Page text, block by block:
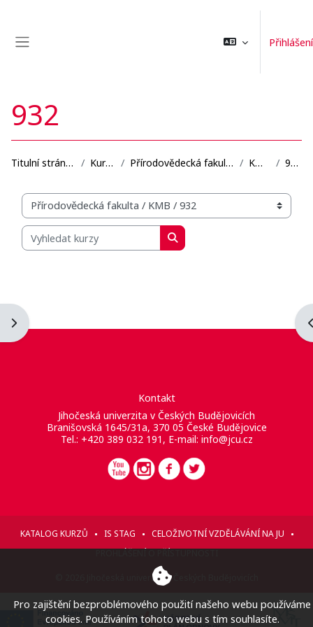
Přihlášení
Otevřít panel bloku
932
Titulní stránka Kurzy Přírodovědecká fakulta KMB 932
Organizační struktura kurzů
Vyhledat kurzy
Vyhledat kurzy
Kontakt
Jihočeská univerzita v Českých Budějovicích
Branišovská 1645/31a, 370 05 České Budějovice
Tel.: +420 389 032 191, E-mail: info@jcu.cz
KATALOG KURZŮ IS STAG
CELOŽIVOTNÍ VZDĚLÁVÁNÍ NA JU
© 2026 Jihočeská univerzita v Českých Budějovicích
Pro zajištění bezproblémového použití našeho webu používáme
cookies. Používáním tohoto webu s tím souhlasíte.